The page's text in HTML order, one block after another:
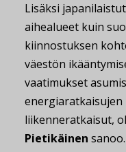
Lisäksi
aihealueet kuin
kiinnostuksen
väestön
vaatimukset
energiaratkaisujen
liikenneratkaisut,
Pietikäinen sanoo.